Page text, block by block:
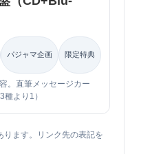
パジャマ企画 限定特典
。直筆メッセージカー
種より1）
ます。リンク先の表記を